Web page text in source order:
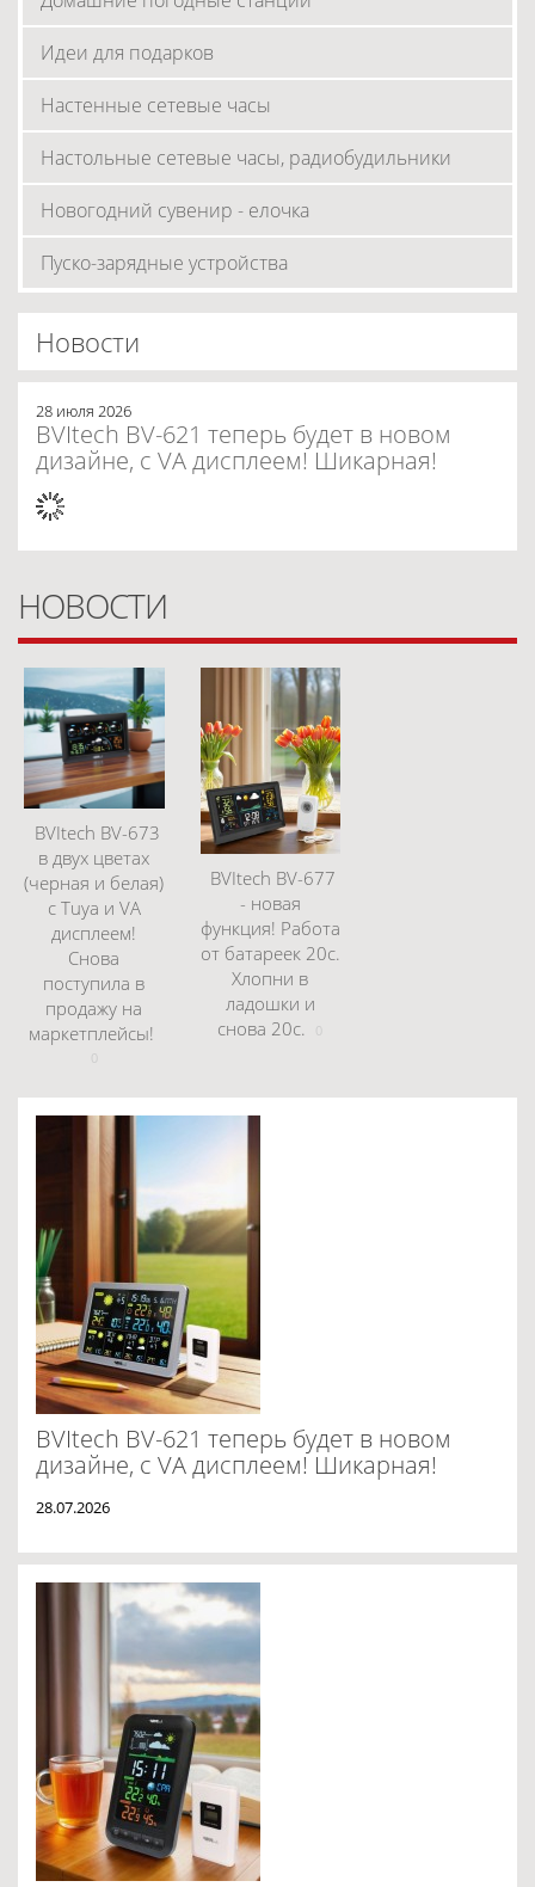
Идеи для подарков
Настенные сетевые часы
Настольные сетевые часы, радиобудильники
Новогодний сувенир - елочка
Пуско-зарядные устройства
Новости
28 июля 2026
BVItech BV-621 теперь будет в новом
дизайне, с VA дисплеем! Шикарная!
НОВОСТИ
BVItech BV-673
в двух цветах
(черная и белая)
с Tuya и VA
дисплеем!
Снова
поступила в
продажу на
маркетплейсы!
BVItech BV-677
- новая
функция! Работа
от батареек 20с.
Хлопни в
ладошки и
снова 20с.
BVItech BV-621 теперь будет в новом
дизайне, с VA дисплеем! Шикарная!
28.07.2026